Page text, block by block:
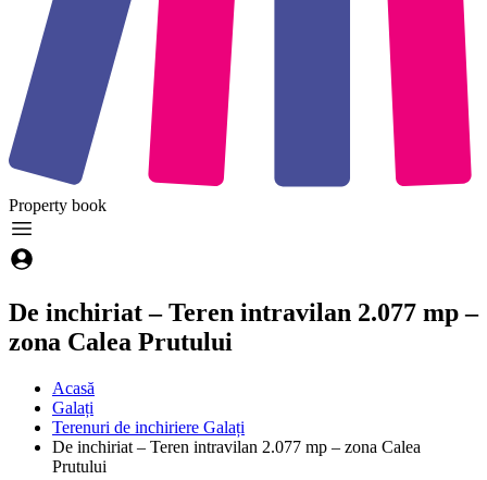
Property book
De inchiriat – Teren intravilan 2.077 mp –
zona Calea Prutului
Acasă
Galați
Terenuri de inchiriere Galați
De inchiriat – Teren intravilan 2.077 mp – zona Calea
Prutului